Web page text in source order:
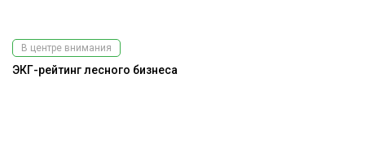
В центре внимания
ЭКГ-рейтинг лесного бизнеса